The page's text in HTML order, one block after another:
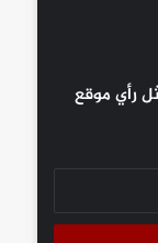
رأي موقع